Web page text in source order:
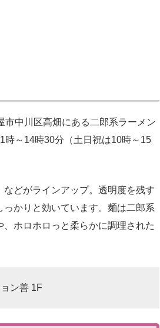
中川区高畑にある二郎系ラーメン
時～14時30分（土日祝は10時～15
どがラインアップ。透明度を残す
かりと効いています。麺は二郎系
ホロホロっと柔らかに調理された
ン善 1F